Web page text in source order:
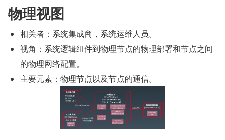
物理视图
相关者：系统集成商，系统运维人员。
视角：系统逻辑组件到物理节点的物理部署和节点之间
的物理网络配置。
主要元素：物理节点以及节点的通信。